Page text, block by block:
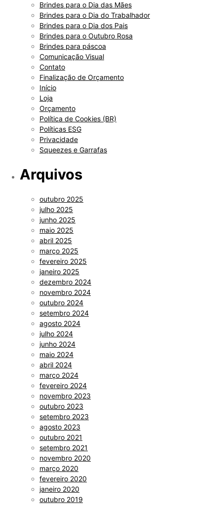
Brindes para o Dia das Mães
Brindes para o Dia do Trabalhador
Brindes para o Dia dos Pais
Brindes para o Outubro Rosa
Brindes para páscoa
Comunicação Visual
Contato
Finalização de Orçamento
Início
Loja
Orçamento
Política de Cookies (BR)
Políticas ESG
Privacidade
Squeezes e Garrafas
Arquivos
outubro 2025
julho 2025
junho 2025
maio 2025
abril 2025
março 2025
fevereiro 2025
janeiro 2025
dezembro 2024
novembro 2024
outubro 2024
setembro 2024
agosto 2024
julho 2024
junho 2024
maio 2024
abril 2024
março 2024
fevereiro 2024
novembro 2023
outubro 2023
setembro 2023
agosto 2023
outubro 2021
setembro 2021
novembro 2020
março 2020
fevereiro 2020
janeiro 2020
outubro 2019